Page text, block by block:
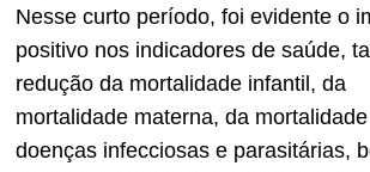
Nesse curto período, foi evidente o
positivo nos indicadores de saúde,
redução da mortalidade infantil, da
mortalidade materna, da
doenças infecciosas e parasitárias,